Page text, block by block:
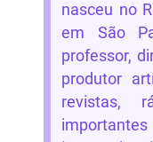
nasceu no
em São
professor,
produtor
revistas,